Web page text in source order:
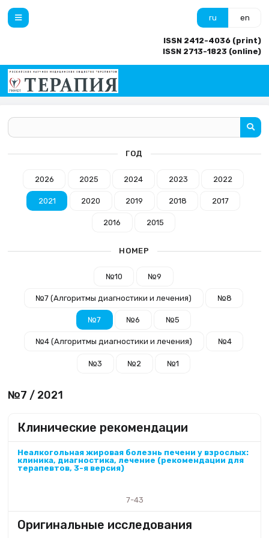
ru en
ISSN 2412-4036 (print)
ISSN 2713-1823 (online)
ГОД
2026 2025 2024 2023 2022
2021 2020 2019 2018 2017
2016 2015
НОМЕР
№10 №9
№7 (Алгоритмы диагностики и лечения) №8
№7 №6 №5
№4 (Алгоритмы диагностики и лечения) №4
№3 №2 №1
№7 / 2021
Клинические рекомендации
Неалкогольная жировая болезнь печени у взрослых:
клиника, диагностика, лечение (рекомендации для
терапевтов, 3-я версия)
7-43
Оригинальные исследования